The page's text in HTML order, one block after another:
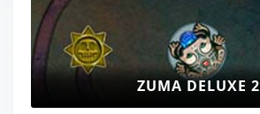
ZUMA DELUXE 2